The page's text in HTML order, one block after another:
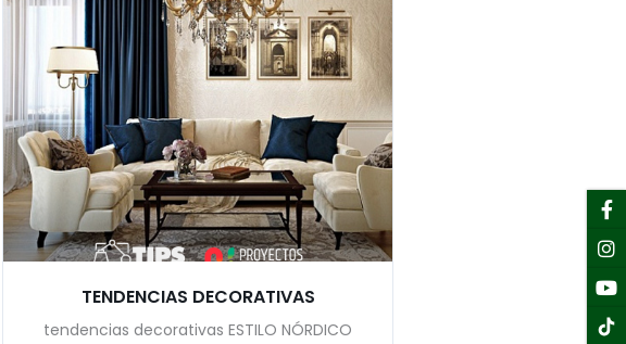
TENDENCIAS DECORATIVAS
tendencias decorativas ESTILO NÓRDICO
f